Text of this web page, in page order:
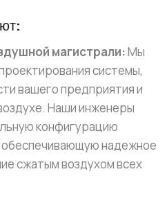
магистрали: Мы
системы,
вашего предприятия и
Наши инженеры
конфигурацию
надежное
сжатым воздухом всех